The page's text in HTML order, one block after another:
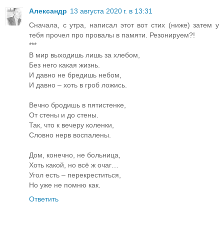
Александр 13 августа 2020 г. в 13:31
Сначала, с утра, написал этот вот стих (ниже) затем у
тебя прочел про провалы в памяти. Резонируем?!
***
В мир выходишь лишь за хлебом,
Без него какая жизнь.
И давно не бредишь небом,
И давно – хоть в гроб ложись.
Вечно бродишь в пятистенке,
От стены и до стены.
Так, что к вечеру коленки,
Словно нерв воспалены.
Дом, конечно, не больница,
Хоть какой, но всё ж очаг…
Угол есть – перекреститься,
Но уже не помню как.
Ответить